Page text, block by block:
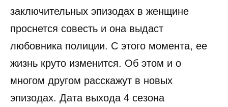
заключительных эпизодах в женщине
проснется совесть и она выдаст
любовника полиции. С этого момента, ее
жизнь круто изменится. Об этом и о
многом другом расскажут в новых
эпизодах. Дата выхода 4 сезона